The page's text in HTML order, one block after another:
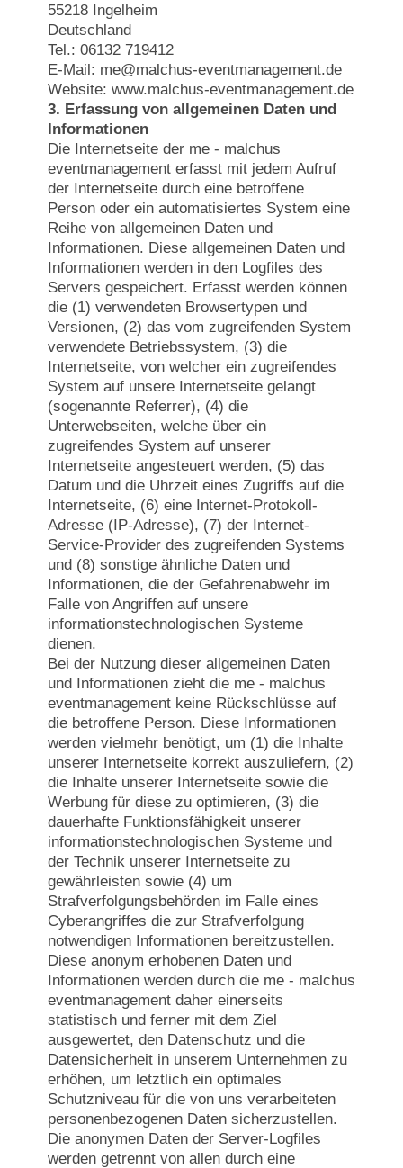
55218 Ingelheim
Deutschland
Tel.: 06132 719412
E-Mail: me@malchus-eventmanagement.de
Website: www.malchus-eventmanagement.de
3. Erfassung von allgemeinen Daten und
Informationen
Die Internetseite der me - malchus
eventmanagement erfasst mit jedem Aufruf
der Internetseite durch eine betroffene
Person oder ein automatisiertes System eine
Reihe von allgemeinen Daten und
Informationen. Diese allgemeinen Daten und
Informationen werden in den Logfiles des
Servers gespeichert. Erfasst werden können
die (1) verwendeten Browsertypen und
Versionen, (2) das vom zugreifenden System
verwendete Betriebssystem, (3) die
Internetseite, von welcher ein zugreifendes
System auf unsere Internetseite gelangt
(sogenannte Referrer), (4) die
Unterwebseiten, welche über ein
zugreifendes System auf unserer
Internetseite angesteuert werden, (5) das
Datum und die Uhrzeit eines Zugriffs auf die
Internetseite, (6) eine Internet-Protokoll-
Adresse (IP-Adresse), (7) der Internet-
Service-Provider des zugreifenden Systems
und (8) sonstige ähnliche Daten und
Informationen, die der Gefahrenabwehr im
Falle von Angriffen auf unsere
informationstechnologischen Systeme
dienen.
Bei der Nutzung dieser allgemeinen Daten
und Informationen zieht die me - malchus
eventmanagement keine Rückschlüsse auf
die betroffene Person. Diese Informationen
werden vielmehr benötigt, um (1) die Inhalte
unserer Internetseite korrekt auszuliefern, (2)
die Inhalte unserer Internetseite sowie die
Werbung für diese zu optimieren, (3) die
dauerhafte Funktionsfähigkeit unserer
informationstechnologischen Systeme und
der Technik unserer Internetseite zu
gewährleisten sowie (4) um
Strafverfolgungsbehörden im Falle eines
Cyberangriffes die zur Strafverfolgung
notwendigen Informationen bereitzustellen.
Diese anonym erhobenen Daten und
Informationen werden durch die me - malchus
eventmanagement daher einerseits
statistisch und ferner mit dem Ziel
ausgewertet, den Datenschutz und die
Datensicherheit in unserem Unternehmen zu
erhöhen, um letztlich ein optimales
Schutzniveau für die von uns verarbeiteten
personenbezogenen Daten sicherzustellen.
Die anonymen Daten der Server-Logfiles
werden getrennt von allen durch eine